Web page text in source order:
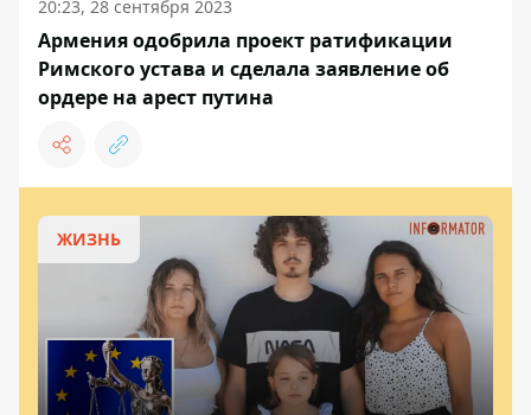
20:23, 28 сентября 2023
Армения одобрила проект ратификации
Римского устава и сделала заявление об
ордере на арест путина
ЖИЗНЬ